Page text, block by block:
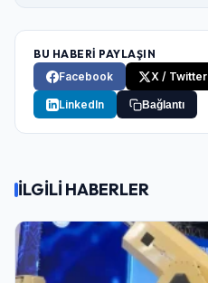
BU HABERİ PAYLAŞIN
Facebook
X / Twitter
LinkedIn Bağlantı
İLGİLİ HABERLER